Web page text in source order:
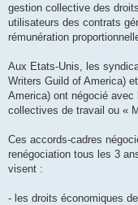
gestion collective des
utilisateurs des contrats
rémunération
Aux Etats-Unis, les
Writers Guild of America)
America) ont négocié
collectives de travail ou «
Ces accords-cadres
renégociation tous les 3
visent :
- les droits économiques